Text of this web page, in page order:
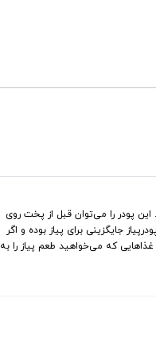
پودر را می‌توان قبل از پخت روی
جایگزینی برای پیاز بوده و اگر
که می‌خواهید طعم پیاز را به